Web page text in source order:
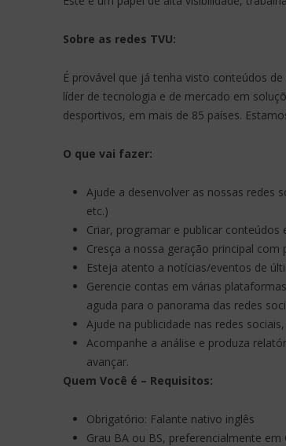
Sobre as redes TVU:
É provável que já tenha visto conteúdos
líder de tecnologia e de mercado em
desportivos, em mais de 85 países.
O que vai fazer:
Ajude a desenvolver as nossas redes
etc.)
Criar, programar e publicar
Cresça a nossa geração principal
Esteja atento a notícias/eventos de
Gerencie contas em várias
aguda para o panorama das redes
Ajude na publicidade nas redes
Acompanhe a análise e produza
avançar.
Quem Você é – Requisitos:
Obrigatório: Falante nativo inglês
Grau BA ou BS, preferencialmente